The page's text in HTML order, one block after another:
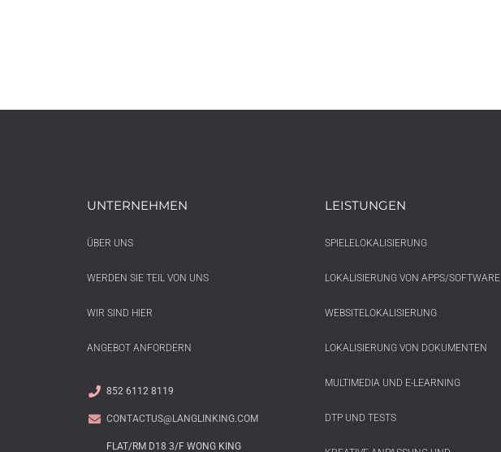
UNTERNEHMEN
ÜBER UNS
WERDEN SIE TEIL VON UNS
WIR SIND HIER
ANGEBOT ANFORDERN
852 6112 8119
CONTACTUS@LANGLINKING.COM
FLAT/RM D18 3/F WONG KING
LEISTUNGEN
SPIELELOKALISIERUNG
LOKALISIERUNG VON APPS/SOFTWARE
WEBSITELOKALISIERUNG
LOKALISIERUNG VON DOKUMENTEN
MULTIMEDIA UND E-LEARNING
DTP UND TESTS